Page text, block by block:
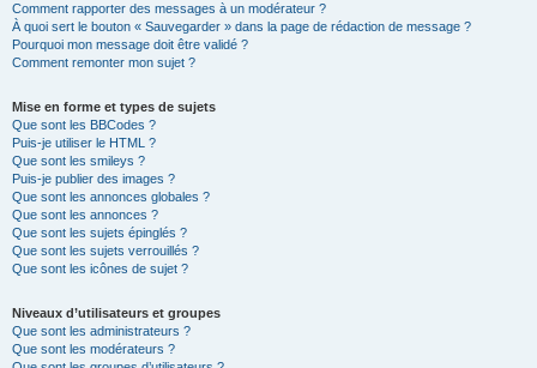
Comment rapporter des messages à un modérateur ?
À quoi sert le bouton « Sauvegarder » dans la page de rédaction de message ?
Pourquoi mon message doit être validé ?
Comment remonter mon sujet ?
Mise en forme et types de sujets
Que sont les BBCodes ?
Puis-je utiliser le HTML ?
Que sont les smileys ?
Puis-je publier des images ?
Que sont les annonces globales ?
Que sont les annonces ?
Que sont les sujets épinglés ?
Que sont les sujets verrouillés ?
Que sont les icônes de sujet ?
Niveaux d’utilisateurs et groupes
Que sont les administrateurs ?
Que sont les modérateurs ?